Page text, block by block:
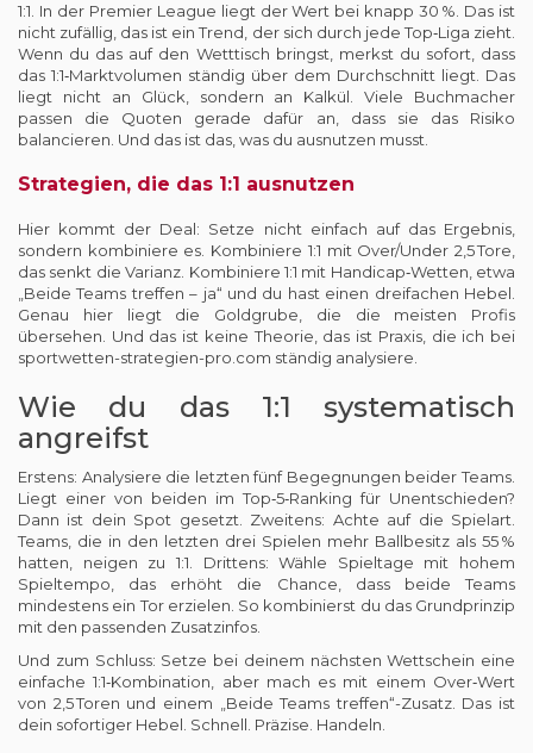
1:1. In der Premier League liegt der Wert bei knapp 30 %. Das ist
nicht zufällig, das ist ein Trend, der sich durch jede Top‑Liga zieht.
Wenn du das auf den Wetttisch bringst, merkst du sofort, dass
das 1:1‑Marktvolumen ständig über dem Durchschnitt liegt. Das
liegt nicht an Glück, sondern an Kalkül. Viele Buchmacher
passen die Quoten gerade dafür an, dass sie das Risiko
balancieren. Und das ist das, was du ausnutzen musst.
Strategien, die das 1:1 ausnutzen
Hier kommt der Deal: Setze nicht einfach auf das Ergebnis,
sondern kombiniere es. Kombiniere 1:1 mit Over/Under 2,5 Tore,
das senkt die Varianz. Kombiniere 1:1 mit Handicap‑Wetten, etwa
„Beide Teams treffen – ja“ und du hast einen dreifachen Hebel.
Genau hier liegt die Goldgrube, die die meisten Profis
übersehen. Und das ist keine Theorie, das ist Praxis, die ich bei
sportwetten-strategien-pro.com ständig analysiere.
Wie du das 1:1 systematisch
angreifst
Erstens: Analysiere die letzten fünf Begegnungen beider Teams.
Liegt einer von beiden im Top‑5‑Ranking für Unentschieden?
Dann ist dein Spot gesetzt. Zweitens: Achte auf die Spielart.
Teams, die in den letzten drei Spielen mehr Ballbesitz als 55 %
hatten, neigen zu 1:1. Drittens: Wähle Spieltage mit hohem
Spieltempo, das erhöht die Chance, dass beide Teams
mindestens ein Tor erzielen. So kombinierst du das Grundprinzip
mit den passenden Zusatzinfos.
Und zum Schluss: Setze bei deinem nächsten Wettschein eine
einfache 1:1‑Kombination, aber mach es mit einem Over‑Wert
von 2,5 Toren und einem „Beide Teams treffen“-Zusatz. Das ist
dein sofortiger Hebel. Schnell. Präzise. Handeln.